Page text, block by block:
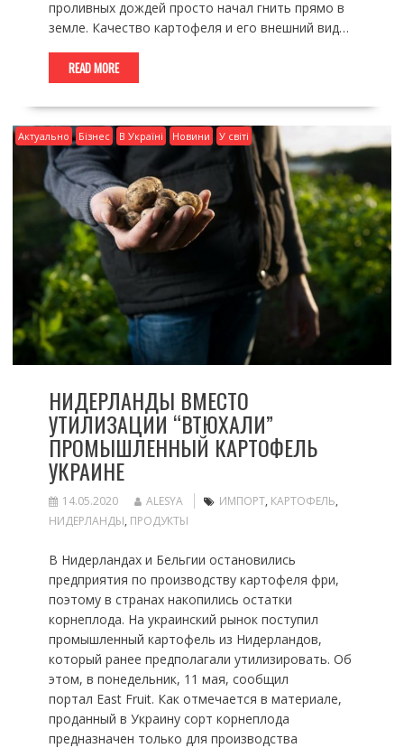
проливных дождей просто начал гнить прямо в
земле. Качество картофеля и его внешний вид…
READ MORE
Актуально Бізнес В Україні Новини У світі
НИДЕРЛАНДЫ ВМЕСТО
УТИЛИЗАЦИИ “ВТЮХАЛИ”
ПРОМЫШЛЕННЫЙ КАРТОФЕЛЬ
УКРАИНЕ
14.05.2020 ALESYA ИМПОРТ, КАРТОФЕЛЬ,
НИДЕРЛАНДЫ, ПРОДУКТЫ
В Нидерландах и Бельгии остановились
предприятия по производству картофеля фри,
поэтому в странах накопились остатки
корнеплода. На украинский рынок поступил
промышленный картофель из Нидерландов,
который ранее предполагали утилизировать. Об
этом, в понедельник, 11 мая, сообщил
портал East Fruit. Как отмечается в материале,
проданный в Украину сорт корнеплода
предназначен только для производства